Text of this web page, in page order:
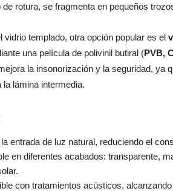
de rotura, se fragmenta en pequeños
vidrio templado, otra opción popular es el
una película de polivinil butiral (PVB,
la insonorización y la seguridad, ya
la lámina intermedia.
entrada de luz natural, reduciendo el
en diferentes acabados: transparente,
con tratamientos acústicos,